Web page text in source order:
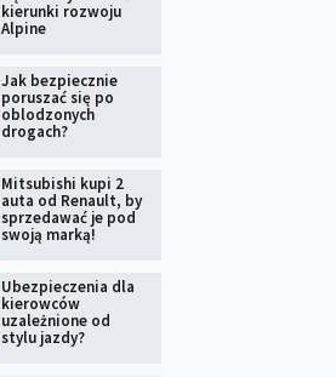
kierunki rozwoju
Alpine
Jak bezpiecznie
poruszać się po
oblodzonych
drogach?
Mitsubishi kupi 2
auta od Renault, by
sprzedawać je pod
swoją marką!
Ubezpieczenia dla
kierowców
uzależnione od
stylu jazdy?